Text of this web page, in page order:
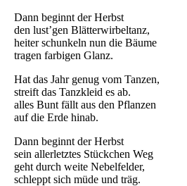
Dann beginnt der Herbst
den lust’gen Blätterwirbeltanz,
heiter schunkeln nun die Bäume
tragen farbigen Glanz.
Hat das Jahr genug vom Tanzen,
streift das Tanzkleid es ab.
alles Bunt fällt aus den Pflanzen
auf die Erde hinab.
Dann beginnt der Herbst
sein allerletztes Stückchen Weg
geht durch weite Nebelfelder,
schleppt sich müde und träg.